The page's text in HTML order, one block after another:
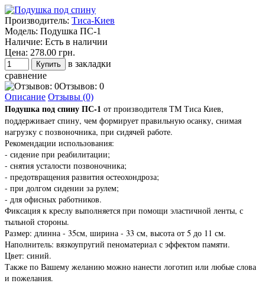
Производитель: Тиса-Киев
Модель: Подушка ПС-1
Наличие: Есть в наличии
Цена: 278.00 грн.
в закладки
сравнение
Отзывов: 0
Описание Отзывы (0)
Подушка под спину ПС-1 от производителя ТМ Тиса Киев,
поддерживает спину, чем формирует правильную осанку, снимая
нагрузку с позвоночника, при сидячей работе.
Рекомендации использования:
- сидение при реабилитации;
- снятия усталости позвоночника;
- предотвращения развития остеохондроза;
- при долгом сидении за рулем;
- для офисных работников.
Фиксация к креслу выполняется при помощи эластичной ленты, с
тыльной стороны.
Размер: длинна - 35см, ширина - 33 см, высота от 5 до 11 см.
Наполнитель: вязкоупругий пеноматериал с эффектом памяти.
Цвет: синий.
Также по Вашему желанию можно нанести логотип или любые слова
и пожелания.